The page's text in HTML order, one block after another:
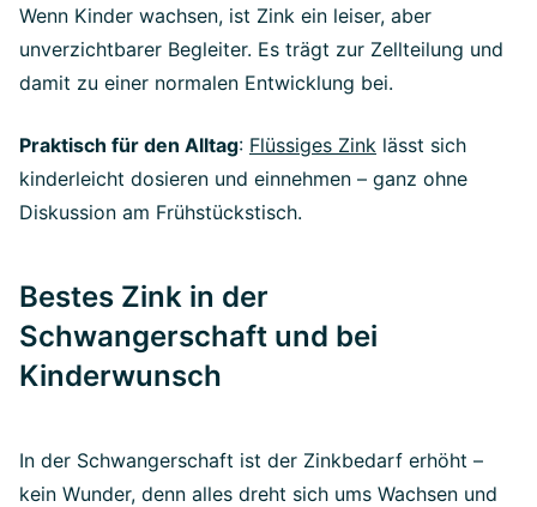
Wenn Kinder wachsen, ist Zink ein leiser, aber
unverzichtbarer Begleiter. Es trägt zur Zellteilung und
damit zu einer normalen Entwicklung bei.
Praktisch für den Alltag: Flüssiges Zink lässt sich
kinderleicht dosieren und einnehmen – ganz ohne
Diskussion am Frühstückstisch.
Bestes Zink in der
Schwangerschaft und bei
Kinderwunsch
In der Schwangerschaft ist der Zinkbedarf erhöht –
kein Wunder, denn alles dreht sich ums Wachsen und